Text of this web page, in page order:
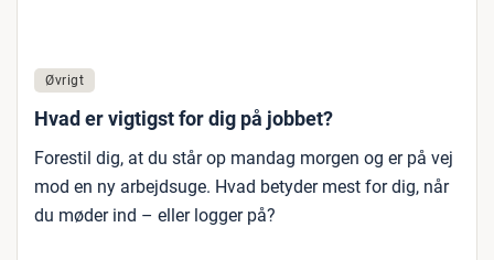
Øvrigt
Hvad er vigtigst for dig på jobbet?
Forestil dig, at du står op mandag morgen og er på vej
mod en ny arbejdsuge. Hvad betyder mest for dig, når
du møder ind – eller logger på?